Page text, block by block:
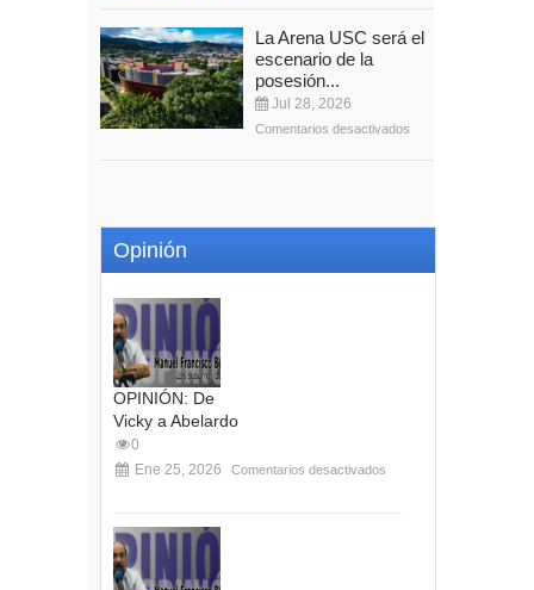
La Arena USC será el
escenario de la
posesión...
Jul 28, 2026
Comentarios desactivados
Opinión
OPINIÓN: De
Vicky a Abelardo
0
Ene 25, 2026
Comentarios desactivados